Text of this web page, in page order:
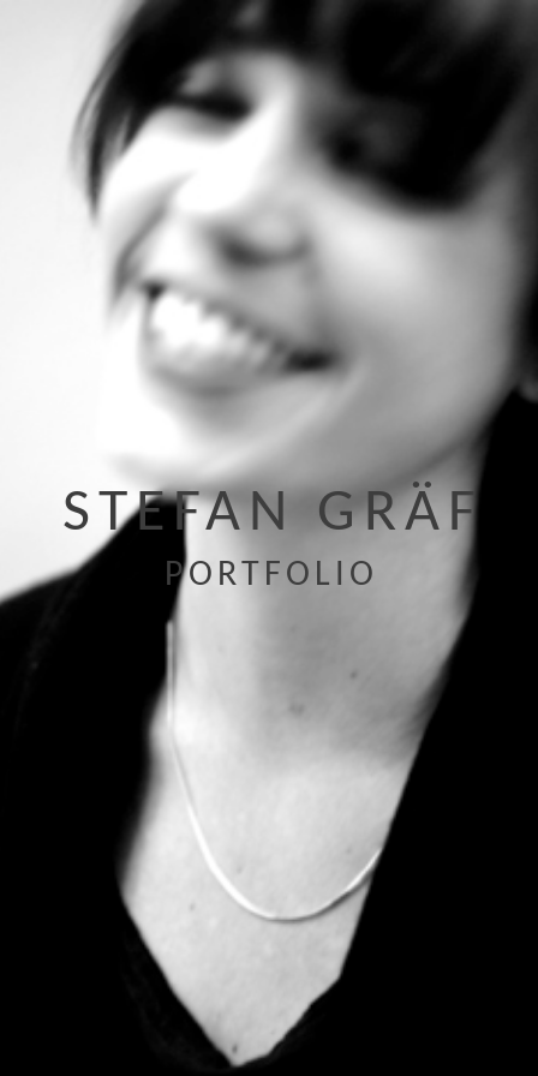
STEFAN GRÄF
PORTFOLIO